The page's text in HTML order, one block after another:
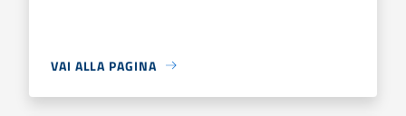
VAI ALLA PAGINA